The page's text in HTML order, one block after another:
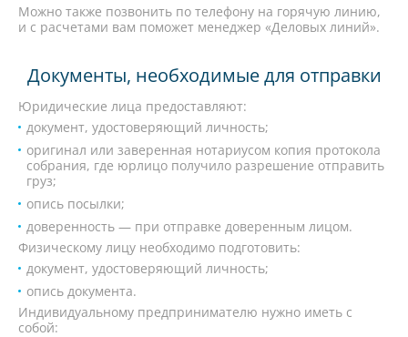
Можно также позвонить по телефону на горячую линию,
и с расчетами вам поможет менеджер «Деловых линий».
Документы, необходимые для отправки
Юридические лица предоставляют:
документ, удостоверяющий личность;
оригинал или заверенная нотариусом копия протокола
собрания, где юрлицо получило разрешение отправить
груз;
опись посылки;
доверенность — при отправке доверенным лицом.
Физическому лицу необходимо подготовить:
документ, удостоверяющий личность;
опись документа.
Индивидуальному предпринимателю нужно иметь с
собой: